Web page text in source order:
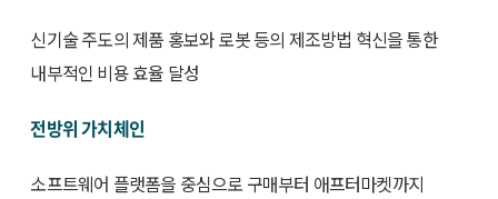
신기술 주도의 제품 홍보와 로봇 등의 제조방법 혁신을 통한
내부적인 비용 효율 달성
전방위 가치체인
소프트웨어 플랫폼을 중심으로 구매부터 애프터마켓까지